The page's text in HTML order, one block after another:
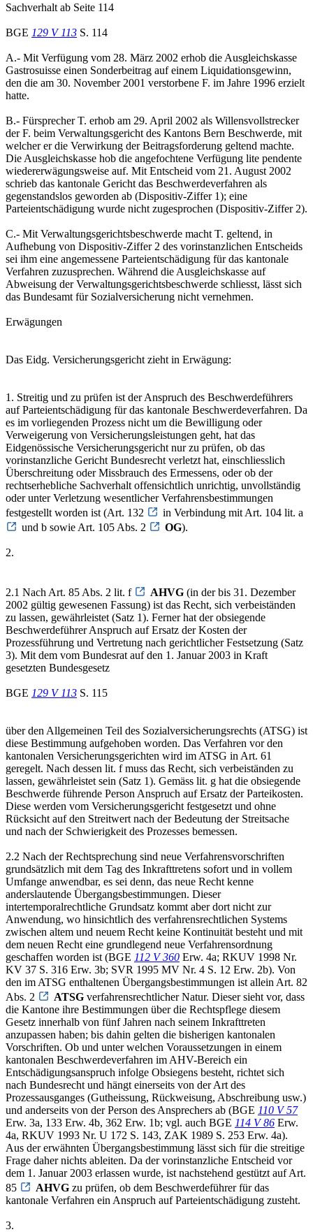
Sachverhalt ab Seite 114
BGE 129 V 113 S. 114
A.- Mit Verfügung vom 28. März 2002 erhob die Ausgleichskasse
Gastrosuisse einen Sonderbeitrag auf einem Liquidationsgewinn,
den die am 30. November 2001 verstorbene F. im Jahre 1996 erzielt
hatte.
B.- Fürsprecher T. erhob am 29. April 2002 als Willensvollstrecker
der F. beim Verwaltungsgericht des Kantons Bern Beschwerde, mit
welcher er die Verwirkung der Beitragsforderung geltend machte.
Die Ausgleichskasse hob die angefochtene Verfügung lite pendente
wiedererwägungsweise auf. Mit Entscheid vom 21. August 2002
schrieb das kantonale Gericht das Beschwerdeverfahren als
gegenstandslos geworden ab (Dispositiv-Ziffer 1); eine
Parteientschädigung wurde nicht zugesprochen (Dispositiv-Ziffer 2).
C.- Mit Verwaltungsgerichtsbeschwerde macht T. geltend, in
Aufhebung von Dispositiv-Ziffer 2 des vorinstanzlichen Entscheids
sei ihm eine angemessene Parteientschädigung für das kantonale
Verfahren zuzusprechen. Während die Ausgleichskasse auf
Abweisung der Verwaltungsgerichtsbeschwerde schliesst, lässt sich
das Bundesamt für Sozialversicherung nicht vernehmen.
Erwägungen
Das Eidg. Versicherungsgericht zieht in Erwägung:
1. Streitig und zu prüfen ist der Anspruch des Beschwerdeführers
auf Parteientschädigung für das kantonale Beschwerdeverfahren. Da
es im vorliegenden Prozess nicht um die Bewilligung oder
Verweigerung von Versicherungsleistungen geht, hat das
Eidgenössische Versicherungsgericht nur zu prüfen, ob das
vorinstanzliche Gericht Bundesrecht verletzt hat, einschliesslich
Überschreitung oder Missbrauch des Ermessens, oder ob der
rechtserhebliche Sachverhalt offensichtlich unrichtig, unvollständig
oder unter Verletzung wesentlicher Verfahrensbestimmungen
festgestellt worden ist (Art. 132
in Verbindung mit Art. 104 lit. a
und b sowie Art. 105 Abs. 2
OG).
2.
2.1 Nach Art. 85 Abs. 2 lit. f AHVG (in der bis 31. Dezember
2002 gültig gewesenen Fassung) ist das Recht, sich verbeiständen
zu lassen, gewährleistet (Satz 1). Ferner hat der obsiegende
Beschwerdeführer Anspruch auf Ersatz der Kosten der
Prozessführung und Vertretung nach gerichtlicher Festsetzung (Satz
3). Mit dem vom Bundesrat auf den 1. Januar 2003 in Kraft
gesetzten Bundesgesetz
BGE 129 V 113 S. 115
über den Allgemeinen Teil des Sozialversicherungsrechts (ATSG) ist
diese Bestimmung aufgehoben worden. Das Verfahren vor den
kantonalen Versicherungsgerichten wird im ATSG in Art. 61
geregelt. Nach dessen lit. f muss das Recht, sich verbeiständen zu
lassen, gewährleistet sein (Satz 1). Gemäss lit. g hat die obsiegende
Beschwerde führende Person Anspruch auf Ersatz der Parteikosten.
Diese werden vom Versicherungsgericht festgesetzt und ohne
Rücksicht auf den Streitwert nach der Bedeutung der Streitsache
und nach der Schwierigkeit des Prozesses bemessen.
2.2 Nach der Rechtsprechung sind neue Verfahrensvorschriften
grundsätzlich mit dem Tag des Inkrafttretens sofort und in vollem
Umfange anwendbar, es sei denn, das neue Recht kenne
anderslautende Übergangsbestimmungen. Dieser
intertemporalrechtliche Grundsatz kommt aber dort nicht zur
Anwendung, wo hinsichtlich des verfahrensrechtlichen Systems
zwischen altem und neuem Recht keine Kontinuität besteht und mit
dem neuen Recht eine grundlegend neue Verfahrensordnung
geschaffen worden ist (BGE 112 V 360 Erw. 4a; RKUV 1998 Nr.
KV 37 S. 316 Erw. 3b; SVR 1995 MV Nr. 4 S. 12 Erw. 2b). Von
den im ATSG enthaltenen Übergangsbestimmungen ist allein Art. 82
Abs. 2
ATSG verfahrensrechtlicher Natur. Dieser sieht vor, dass
die Kantone ihre Bestimmungen über die Rechtspflege diesem
Gesetz innerhalb von fünf Jahren nach seinem Inkrafttreten
anzupassen haben; bis dahin gelten die bisherigen kantonalen
Vorschriften. Ob und unter welchen Voraussetzungen in einem
kantonalen Beschwerdeverfahren im AHV-Bereich ein
Entschädigungsanspruch infolge Obsiegens besteht, richtet sich
nach Bundesrecht und hängt einerseits von der Art des
Prozessausganges (Gutheissung, Rückweisung, Abschreibung usw.)
und anderseits von der Person des Ansprechers ab (BGE 110 V 57
Erw. 3a, 133 Erw. 4b, 362 Erw. 1b; vgl. auch BGE 114 V 86 Erw.
4a, RKUV 1993 Nr. U 172 S. 143, ZAK 1989 S. 253 Erw. 4a).
Aus der erwähnten Übergangsbestimmung lässt sich für die streitige
Frage daher nichts ableiten. Da der vorinstanzliche Entscheid vor
dem 1. Januar 2003 erlassen wurde, ist nachstehend gestützt auf Art.
85
AHVG zu prüfen, ob dem Beschwerdeführer für das
kantonale Verfahren ein Anspruch auf Parteientschädigung zusteht.
3.